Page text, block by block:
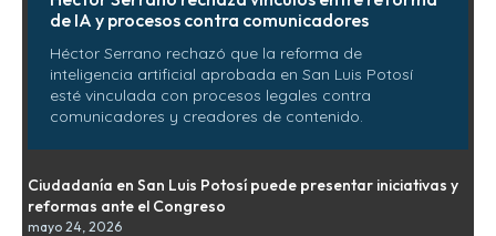
de IA y procesos contra comunicadores
Héctor Serrano rechazó que la reforma de
inteligencia artificial aprobada en San Luis Potosí
esté vinculada con procesos legales contra
comunicadores y creadores de contenido.
Ciudadanía en San Luis Potosí puede presentar iniciativas y
reformas ante el Congreso
mayo 24, 2026